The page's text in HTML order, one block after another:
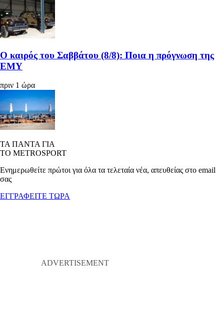
Ο καιρός του Σαββάτου (8/8): Ποια η πρόγνωση της
ΕΜΥ
πριν 1 ώρα
ΤΑ ΠΑΝΤΑ ΓΙΑ
ΤΟ METROSPORT
Ενημερωθείτε πρώτοι για όλα τα τελεταία νέα, απευθείας στο email
σας
ΕΓΓΡΑΦΕΙΤΕ ΤΩΡΑ